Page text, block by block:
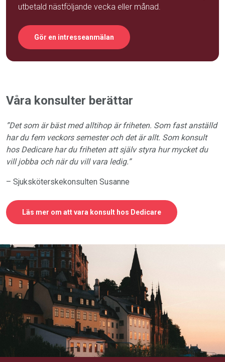
utbetald nästföljande vecka eller månad.
Gör en intresseanmälan
Våra konsulter berättar
”Det som är bäst med alltihop är friheten. Som fast anställd
har du fem veckors semester och det är allt. Som konsult
hos Dedicare har du friheten att själv styra hur mycket du
vill jobba och när du vill vara ledig.”
– Sjuksköterskekonsulten Susanne
Läs mer om att vara konsult hos Dedicare